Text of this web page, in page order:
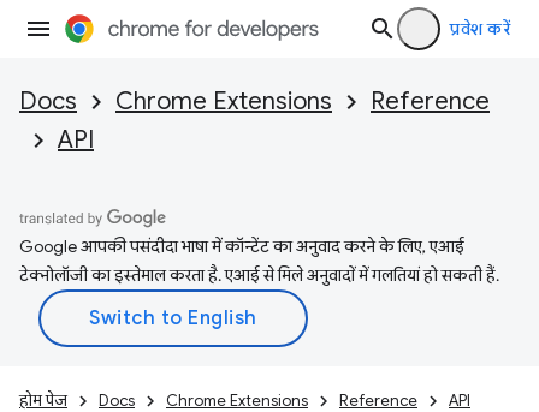
प्रवेश करें
Docs Chrome Extensions
Reference
API
Google आपकी पसंदीदा भाषा में कॉन्टेंट का अनुवाद करने के लिए, एआई
टेक्नोलॉजी का इस्तेमाल करता है. एआई से मिले अनुवादों में गलतियां हो सकती हैं.
होम पेज Docs Chrome Extensions Reference API